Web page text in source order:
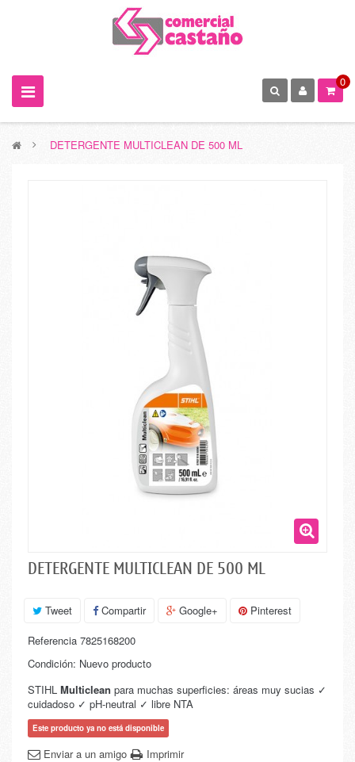
0
> DETERGENTE MULTICLEAN DE 500 ML
DETERGENTE MULTICLEAN DE 500 ML
Tweet Compartir Google+
Pinterest
Referencia 7825168200
Condición: Nuevo producto
STIHL Multiclean para muchas superficies: áreas muy sucias ✓
cuidadoso ✓ pH-neutral ✓ libre NTA
Este producto ya no está disponible
Enviar a un amigo Imprimir